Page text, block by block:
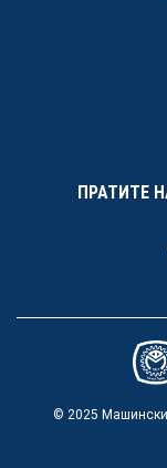
ПРАТИТЕ
© 2025